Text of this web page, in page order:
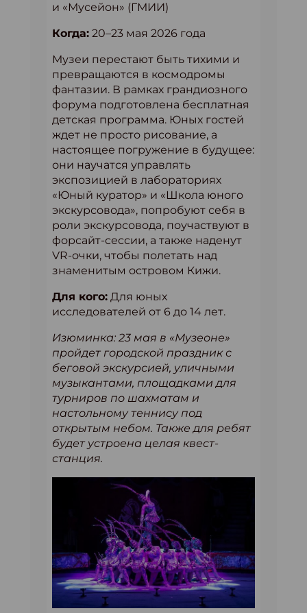
и «Мусейон» (ГМИИ)
Когда: 20–23 мая 2026 года
Музеи перестают быть тихими и
превращаются в космодромы
фантазии. В рамках грандиозного
форума подготовлена бесплатная
детская программа. Юных гостей
ждет не просто рисование, а
настоящее погружение в будущее:
они научатся управлять
экспозицией в лабораториях
«Юный куратор» и «Школа юного
экскурсовода», попробуют себя в
роли экскурсовода, поучаствуют в
форсайт-сессии, а также наденут
VR-очки, чтобы полетать над
знаменитым островом Кижи.
Для кого: Для юных
исследователей от 6 до 14 лет.
Изюминка: 23 мая в «Музеоне»
пройдет городской праздник с
беговой экскурсией, уличными
музыкантами, площадками для
турниров по шахматам и
настольному теннису под
открытым небом. Также для ребят
будет устроена целая квест-
станция.